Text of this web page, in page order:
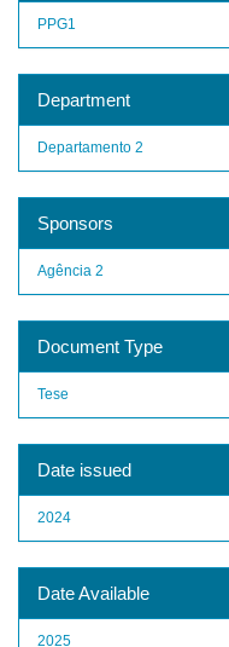
PPG1
Department
Departamento 2
Sponsors
Agência 2
Document Type
Tese
Date issued
2024
Date Available
2025